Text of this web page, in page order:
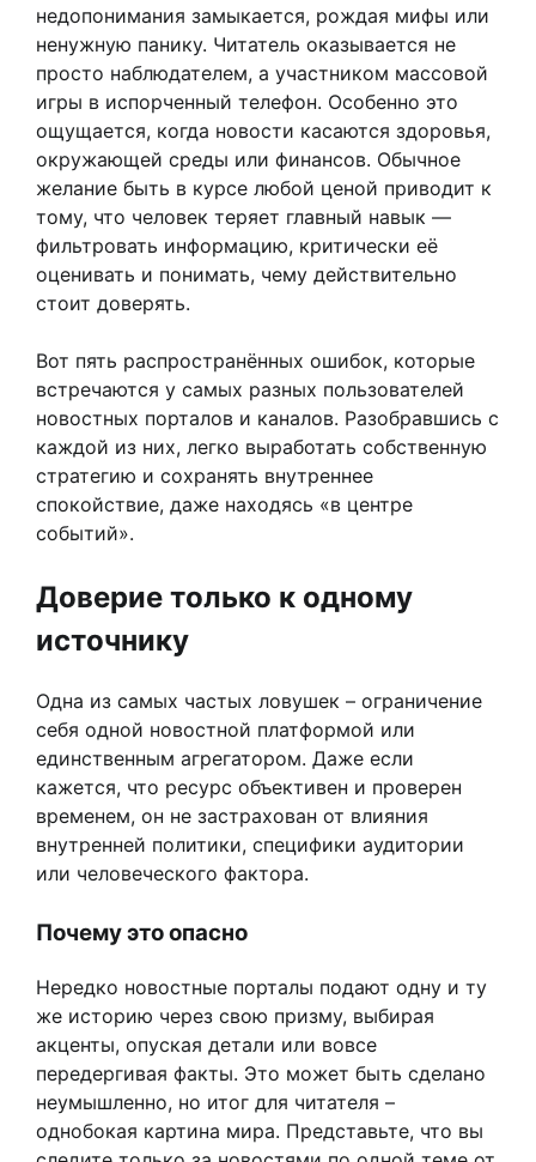
недопонимания замыкается, рождая мифы или
ненужную панику. Читатель оказывается не
просто наблюдателем, а участником массовой
игры в испорченный телефон. Особенно это
ощущается, когда новости касаются здоровья,
окружающей среды или финансов. Обычное
желание быть в курсе любой ценой приводит к
тому, что человек теряет главный навык —
фильтровать информацию, критически её
оценивать и понимать, чему действительно
стоит доверять.
Вот пять распространённых ошибок, которые
встречаются у самых разных пользователей
новостных порталов и каналов. Разобравшись с
каждой из них, легко выработать собственную
стратегию и сохранять внутреннее
спокойствие, даже находясь «в центре
событий».
Доверие только к одному
источнику
Одна из самых частых ловушек – ограничение
себя одной новостной платформой или
единственным агрегатором. Даже если
кажется, что ресурс объективен и проверен
временем, он не застрахован от влияния
внутренней политики, специфики аудитории
или человеческого фактора.
Почему это опасно
Нередко новостные порталы подают одну и ту
же историю через свою призму, выбирая
акценты, опуская детали или вовсе
передергивая факты. Это может быть сделано
неумышленно, но итог для читателя –
однобокая картина мира. Представьте, что вы